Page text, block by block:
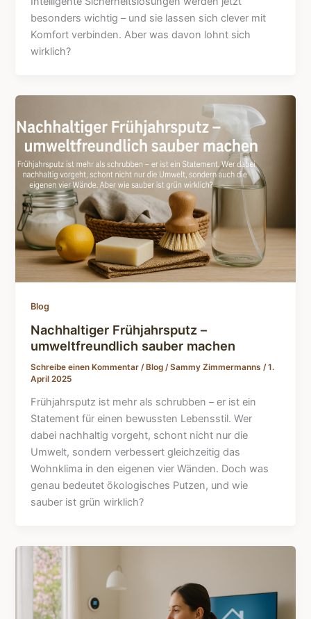
besonders wichtig – und sie lassen sich clever mit
Komfort verbinden. Aber was davon lohnt sich
wirklich?
Blog
Nachhaltiger Frühjahrsputz –
umweltfreundlich sauber machen
Schreibe einen Kommentar / Blog /Sammy Zimmermanns/1.
April 2025
Frühjahrsputz ist mehr als schrubben – er ist ein
Statement für einen bewussten Lebensstil. Wer
dabei nachhaltig vorgeht, schont nicht nur die
Umwelt, sondern verbessert gleichzeitig das
Wohnklima in den eigenen vier Wänden. Doch was
genau bedeutet ökologisches Putzen, und wie
sauber ist grün wirklich?